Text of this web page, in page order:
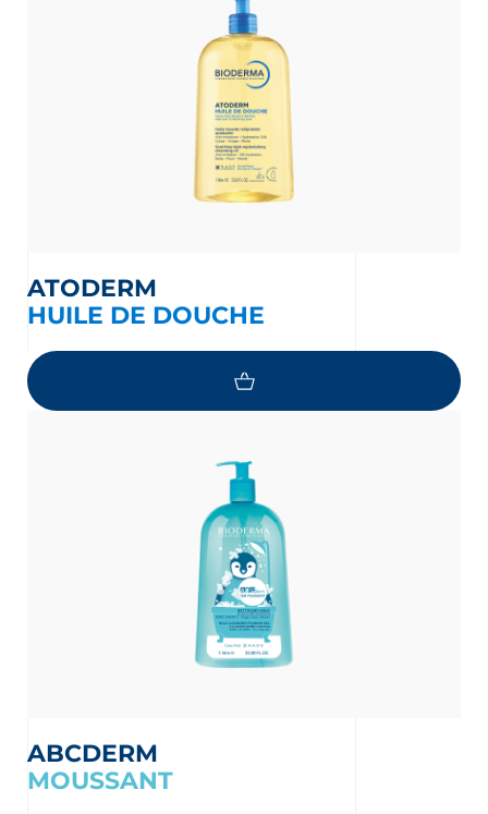
ATODERM
HUILE DE DOUCHE
ABCDERM
MOUSSANT